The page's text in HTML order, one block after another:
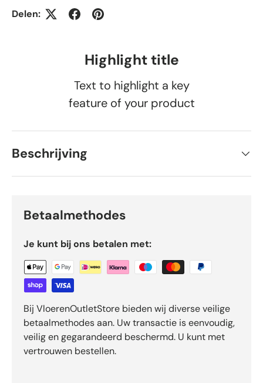
Delen:
Highlight title
Text to highlight a key
feature of your product
Beschrijving
Betaalmethodes
Je kunt bij ons betalen met:
Bij VloerenOutletStore bieden wij diverse veilige
betaalmethodes aan. Uw transactie is eenvoudig,
veilig en gegarandeerd beschermd. U kunt met
vertrouwen bestellen.